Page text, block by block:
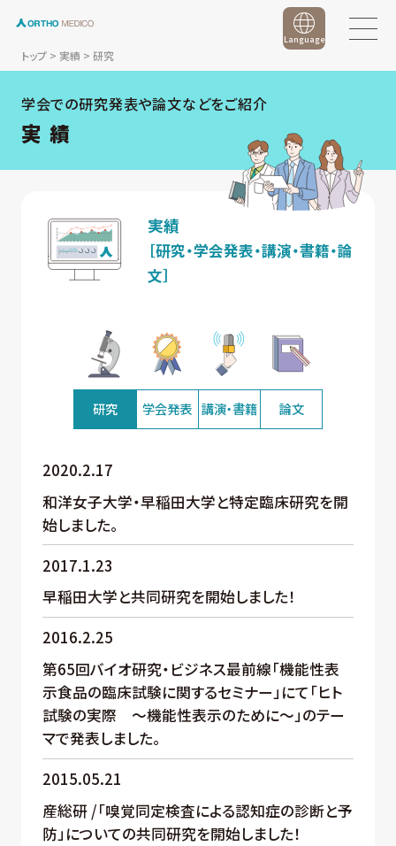
トップ> 実績 > 研究
Language
学会での研究発表や論文などをご紹介
実 績
実績
［研究・学会発表・講演・書籍・論
文］
研究 学会発表 講演・書籍 論文
2020.2.17
和洋女子大学・早稲田大学と特定臨床研究を開
始しました。
2017.1.23
早稲田大学と共同研究を開始しました！
2016.2.25
第65回バイオ研究・ビジネス最前線「機能性表
示食品の臨床試験に関するセミナー」にて「ヒト
試験の実際 ～機能性表示のために～」のテー
マで発表しました。
2015.05.21
産総研 /「嗅覚同定検査による認知症の診断と予
防」についての共同研究を開始しました！